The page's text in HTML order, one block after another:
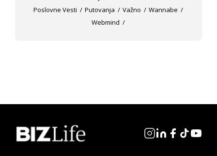
Poslovne Vesti
Putovanja Važno
Wannabe
Webmind